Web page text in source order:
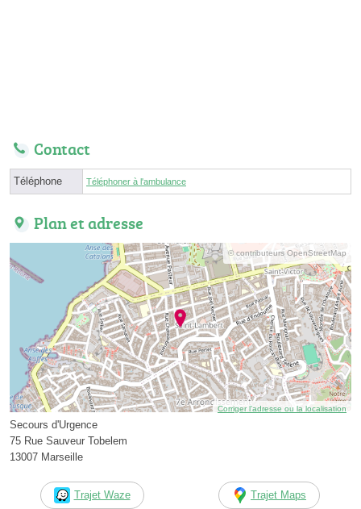
Contact
Téléphone Téléphoner à l'ambulance
Plan et adresse
© contributeurs OpenStreetMap
Corriger l’adresse ou la localisation
Secours d'Urgence
75 Rue Sauveur Tobelem
13007 Marseille
Trajet Waze Trajet Maps